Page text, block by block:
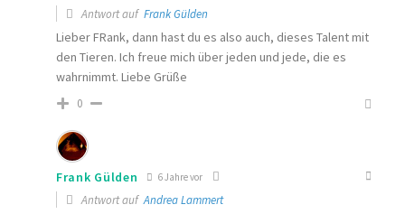
Antwort auf Frank Gülden
Lieber FRank, dann hast du es also auch, dieses Talent mit
den Tieren. Ich freue mich über jeden und jede, die es
wahrnimmt. Liebe Grüße
0
Frank Gülden 6 Jahre vor
Antwort aufAndrea Lammert